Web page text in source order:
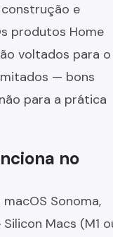
e
produtos Home
voltados para o
— bons
para a prática
no
Sonoma,
Macs (M1